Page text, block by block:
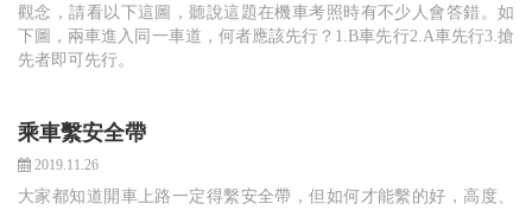
觀念，請看以下這圖，聽說這題在機車考照時有不少人會答錯。如
下圖，兩車進入同一車道，何者應該先行？1.B車先行2.A車先行3.搶
先者即可先行。
乘車繫安全帶
2019.11.26
大家都知道開車上路一定得繫安全帶，但如何才能繫的好，高度、